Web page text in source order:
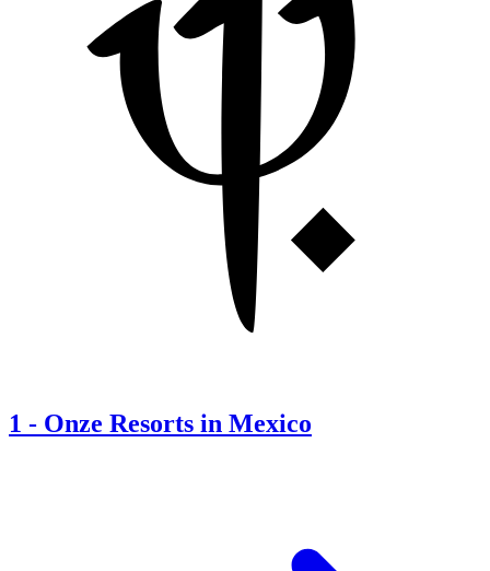
1 - Onze Resorts in Mexico